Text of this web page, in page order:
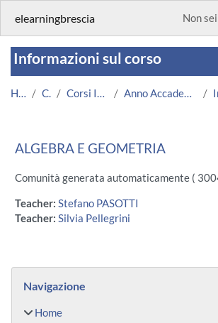
elearningbrescia Non
Informazioni sul corso
Home Corsi Corsi Istituzionali Anno Accademico 2013/2014
ALGEBRA E GEOMETRIA
Comunità generata automaticamente (
Teacher: Stefano PASOTTI
Teacher: Silvia Pellegrini
Blocchi
Navigazione
Home